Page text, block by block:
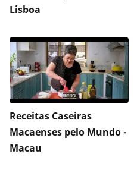
Lisboa
Receitas Caseiras
Macaenses pelo Mundo -
Macau